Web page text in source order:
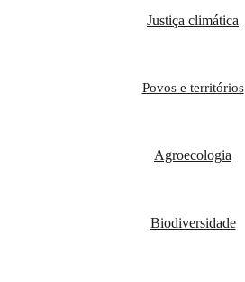
Justiça climática
Povos e territórios
Agroecologia
Biodiversidade